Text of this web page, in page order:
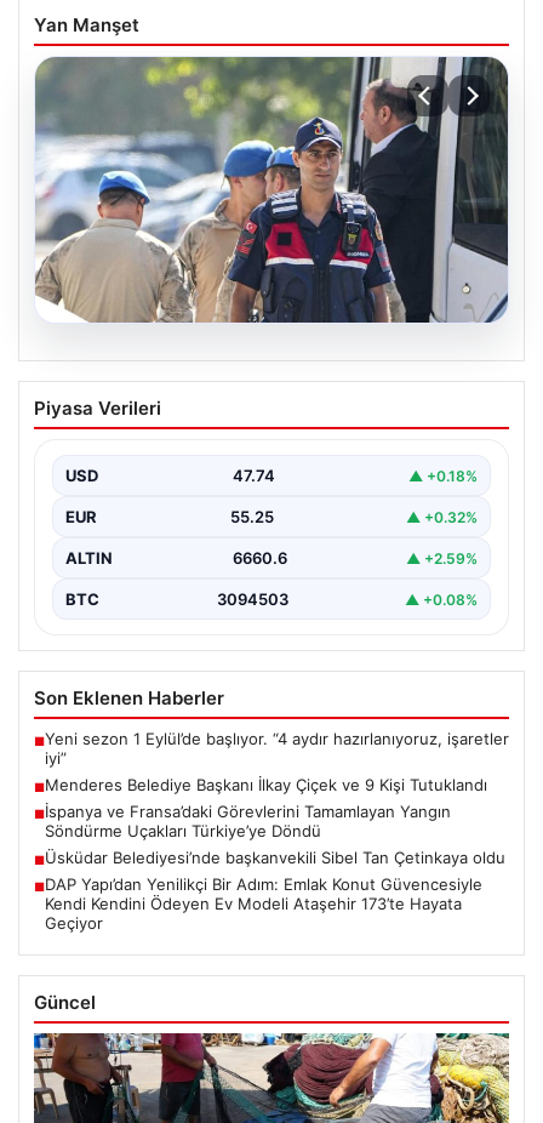
Yan Manşet
07.08.2026
Menderes Belediye Başkanı İlkay Çiçek
ve 9 Kişi Tutuklandı
Çiçek'in de aralarında bulunduğu isimlere yönelik
yürütülen kapsamlı…
Piyasa Verileri
USD 47.74 ▲ +0.18%
EUR 55.25 ▲ +0.32%
ALTIN 6660.6 ▲ +2.59%
BTC 3094503 ▲ +0.08%
Son Eklenen Haberler
■Yeni sezon 1 Eylül’de başlıyor. “4 aydır hazırlanıyoruz, işaretler
iyi”
■Menderes Belediye Başkanı İlkay Çiçek ve 9 Kişi Tutuklandı
■İspanya ve Fransa’daki Görevlerini Tamamlayan Yangın
Söndürme Uçakları Türkiye’ye Döndü
■Üsküdar Belediyesi’nde başkanvekili Sibel Tan Çetinkaya oldu
■DAP Yapı’dan Yenilikçi Bir Adım: Emlak Konut Güvencesiyle
Kendi Kendini Ödeyen Ev Modeli Ataşehir 173’te Hayata
Geçiyor
Güncel